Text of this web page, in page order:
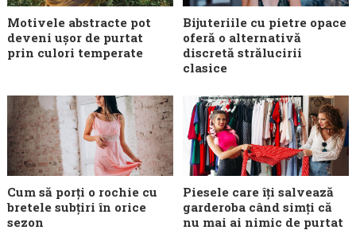
Motivele abstracte pot
deveni ușor de purtat
prin culori temperate
Bijuteriile cu pietre opace
oferă o alternativă
discretă strălucirii
clasice
Cum să porți o rochie cu
bretele subțiri în orice
sezon
Piesele care îți salvează
garderoba când simți că
nu mai ai nimic de purtat